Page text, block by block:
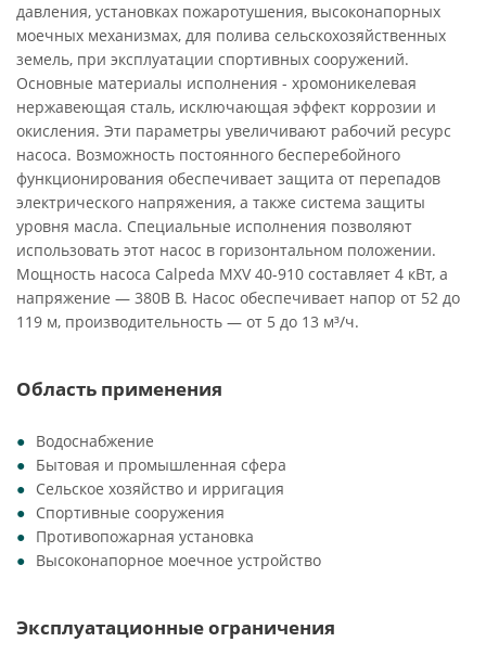
давления, установках пожаротушения, высоконапорных
моечных механизмах, для полива сельскохозяйственных
земель, при эксплуатации спортивных сооружений.
Основные материалы исполнения - хромоникелевая
нержавеющая сталь, исключающая эффект коррозии и
окисления. Эти параметры увеличивают рабочий ресурс
насоса. Возможность постоянного бесперебойного
функционирования обеспечивает защита от перепадов
электрического напряжения, а также система защиты
уровня масла. Специальные исполнения позволяют
использовать этот насос в горизонтальном положении.
Мощность насоса Calpeda MXV 40-910 составляет 4 кВт, а
напряжение — 380В В. Насос обеспечивает напор от 52 до
119 м, производительность — от 5 до 13 м³/ч.
Область применения
Водоснабжение
Бытовая и промышленная сфера
Сельское хозяйство и ирригация
Спортивные сооружения
Противопожарная установка
Высоконапорное моечное устройство
Эксплуатационные ограничения